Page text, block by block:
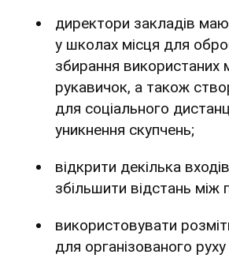
директори закладів
у школах місця для
збирання використаних
рукавичок, а також
для соціального
уникнення скупчень;
відкрити декілька
збільшити відстань між
використовувати
для організованого